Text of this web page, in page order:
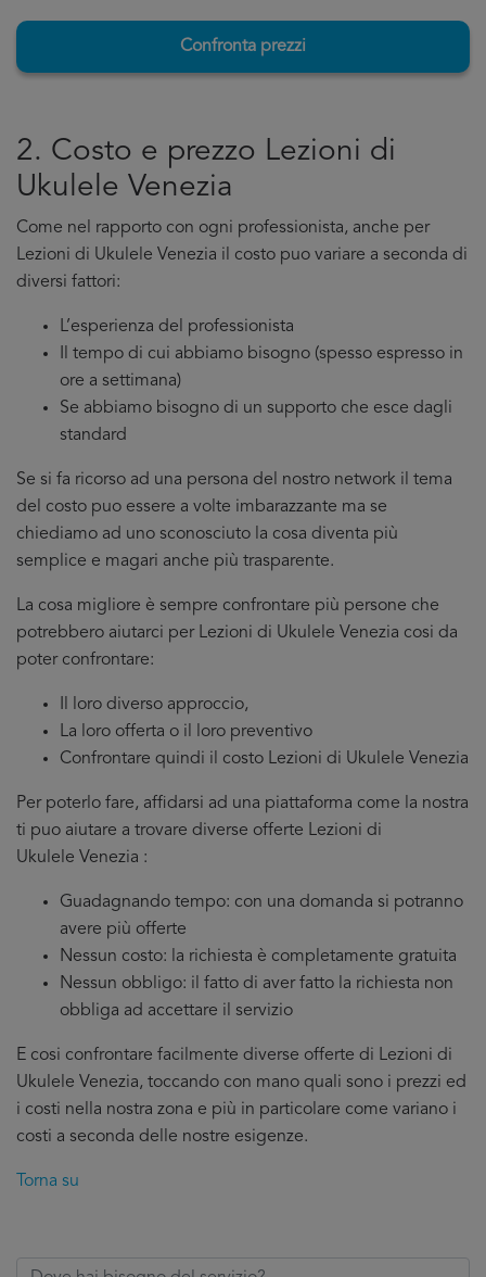
Confronta prezzi
2. Costo e prezzo Lezioni di
Ukulele Venezia
Come nel rapporto con ogni professionista, anche per
Lezioni di Ukulele Venezia il costo puo variare a seconda di
diversi fattori:
L’esperienza del professionista
Il tempo di cui abbiamo bisogno (spesso espresso in
ore a settimana)
Se abbiamo bisogno di un supporto che esce dagli
standard
Se si fa ricorso ad una persona del nostro network il tema
del costo puo essere a volte imbarazzante ma se
chiediamo ad uno sconosciuto la cosa diventa più
semplice e magari anche più trasparente.
La cosa migliore è sempre confrontare più persone che
potrebbero aiutarci per Lezioni di Ukulele Venezia cosi da
poter confrontare:
Il loro diverso approccio,
La loro offerta o il loro preventivo
Confrontare quindi il costo Lezioni di Ukulele Venezia
Per poterlo fare, affidarsi ad una piattaforma come la nostra
ti puo aiutare a trovare diverse offerte Lezioni di
Ukulele Venezia :
Guadagnando tempo: con una domanda si potranno
avere più offerte
Nessun costo: la richiesta è completamente gratuita
Nessun obbligo: il fatto di aver fatto la richiesta non
obbliga ad accettare il servizio
E cosi confrontare facilmente diverse offerte di Lezioni di
Ukulele Venezia, toccando con mano quali sono i prezzi ed
i costi nella nostra zona e più in particolare come variano i
costi a seconda delle nostre esigenze.
Torna su